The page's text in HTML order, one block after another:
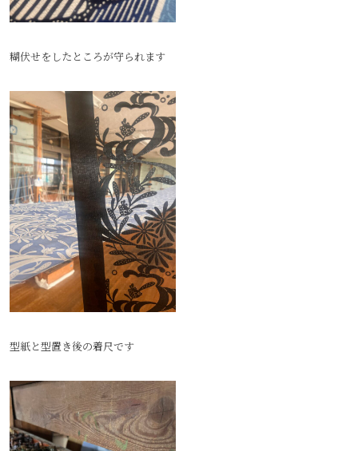
糊伏せをしたところが守られます
型紙と型置き後の着尺です